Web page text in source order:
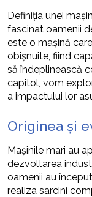
Definiția unei
fascinat oamenii
este o mașină
obișnuite, fiind
să îndeplinească
capitol, vom
a impactului lor
Originea și
Mașinile mari au
dezvoltarea
oamenii au
realiza sarcini